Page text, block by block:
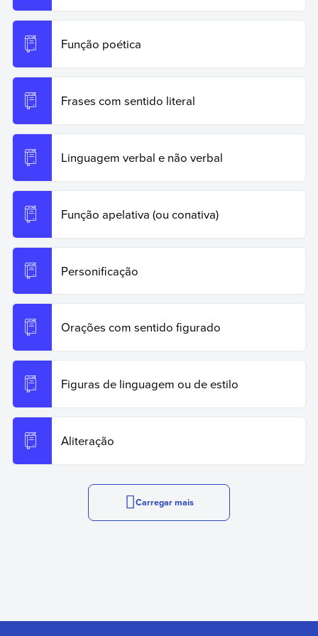
Função poética
Frases com sentido literal
Linguagem verbal e não verbal
Função apelativa (ou conativa)
Personificação
Orações com sentido figurado
Figuras de linguagem ou de estilo
Aliteração
Carregar mais